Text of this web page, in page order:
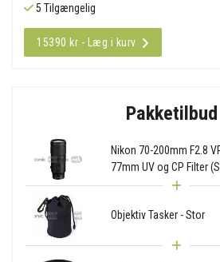
5 Tilgængelig
15390 kr - Læg i kurv
Nikon 70-200mm F2.8
77mm UV og CP Filter
Objektiv Tasker - Stor